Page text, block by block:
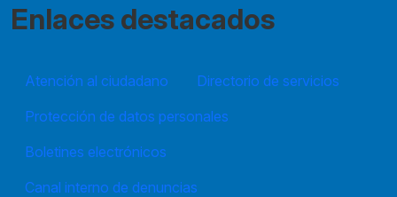
Enlaces destacados
Atención al ciudadano
Directorio de servicios
Protección de datos personales
Boletines electrónicos
Canal interno de denuncias